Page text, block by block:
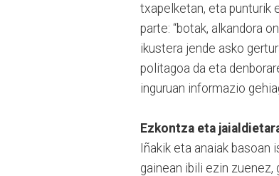
txapelketan, eta punturik
parte: “botak, alkandora
ikustera jende asko
politagoa da eta
inguruan informazio
Ezkontza eta
Iñakik eta anaiak basoan
gainean ibili ezin zuenez,